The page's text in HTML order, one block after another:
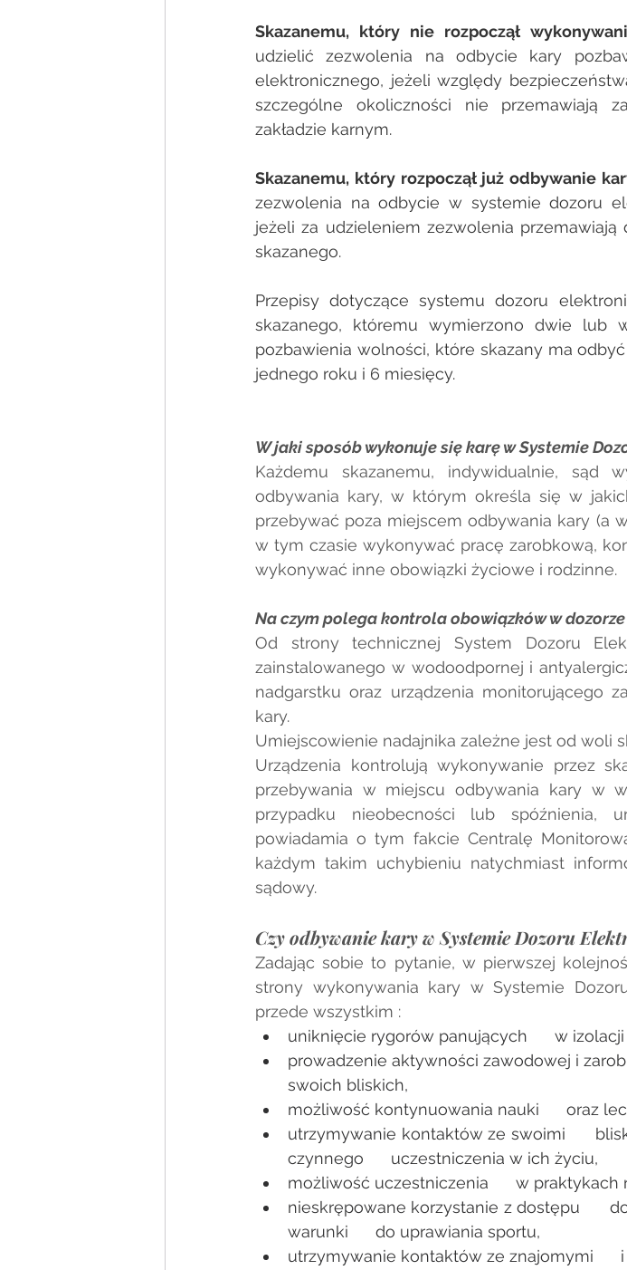
Skazanemu, który nie rozpoczął
udzielić zezwolenia na odbycie kary
elektronicznego, jeżeli względy
szczególne okoliczności nie przemawiają
zakładzie karnym.
Skazanemu, który rozpoczął już odbywanie
zezwolenia na odbycie w systemie dozoru
jeżeli za udzieleniem zezwolenia
skazanego.
Przepisy dotyczące systemu dozoru
skazanego, któremu wymierzono dwie lub
pozbawienia wolności, które skazany ma
jednego roku i 6 miesięcy.
W jaki sposób wykonuje się karę w Systemie
Każdemu skazanemu, indywidualnie, sąd
odbywania kary, w którym określa się w
przebywać poza miejscem odbywania kary (a
w tym czasie wykonywać pracę zarobkową,
wykonywać inne obowiązki życiowe i rodzinne.
Na czym polega kontrola obowiązków w
Od strony technicznej System Dozoru
zainstalowanego w wodoodpornej i
nadgarstku oraz urządzenia monitorującego
kary.
Umiejscowienie nadajnika zależne jest od woli
Urządzenia kontrolują wykonywanie przez
przebywania w miejscu odbywania kary w
przypadku nieobecności lub spóźnienia,
powiadamia o tym fakcie Centralę
każdym takim uchybieniu natychmiast
sądowy.
Czy odbywanie kary w Systemie Dozoru
Zadając sobie to pytanie, w pierwszej
strony wykonywania kary w Systemie
przede wszystkim :
uniknięcie rygorów panujących      w
prowadzenie aktywności zawodowej i
swoich bliskich,
możliwość kontynuowania nauki      oraz
utrzymywanie kontaktów ze swoimi
czynnego      uczestniczenia w ich życiu,
możliwość uczestniczenia      w praktykach
nieskrępowane korzystanie z dostępu
warunki      do uprawiania sportu,
utrzymywanie kontaktów ze znajomymi      i